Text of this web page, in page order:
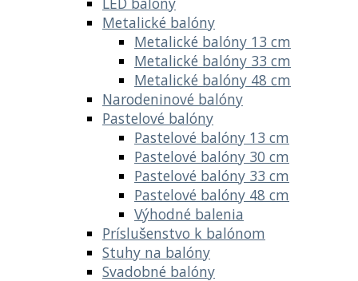
Metalické balóny
Metalické balóny 13 cm
Metalické balóny 33 cm
Metalické balóny 48 cm
Narodeninové balóny
Pastelové balóny
Pastelové balóny 13 cm
Pastelové balóny 30 cm
Pastelové balóny 33 cm
Pastelové balóny 48 cm
Výhodné balenia
Príslušenstvo k balónom
Stuhy na balóny
Svadobné balóny